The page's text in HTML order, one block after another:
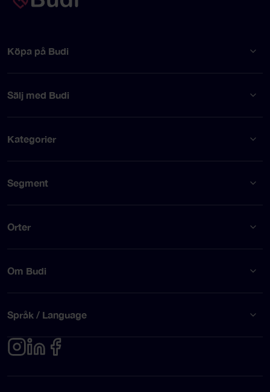
Köpa på Budi
Sälj med Budi
Kategorier
Segment
Orter
Om Budi
Språk / Language